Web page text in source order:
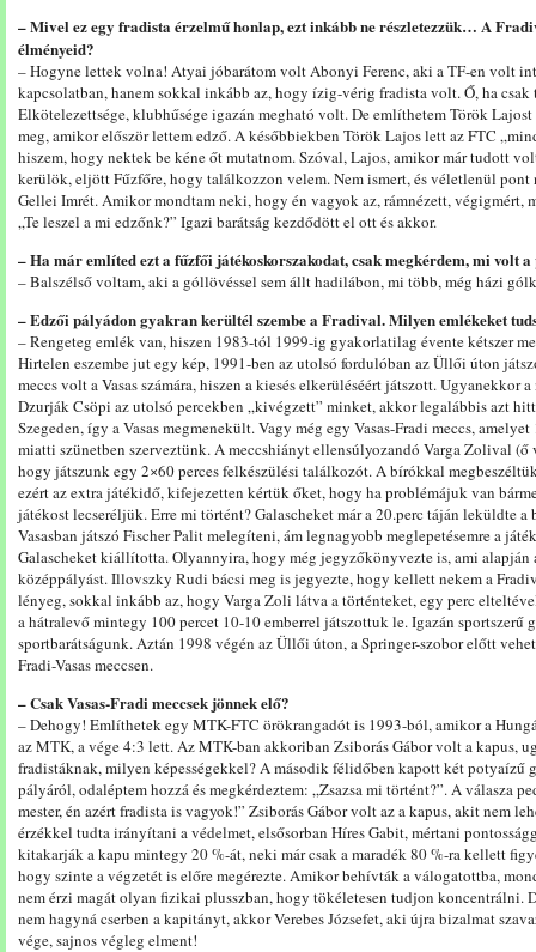
– Mivel ez egy fradista érzelmű honlap, ezt inkább ne részletezzük… A
élményeid?
– Hogyne lettek volna! Atyai jóbarátom volt Abonyi Ferenc, aki a TF-en volt
kapcsolatban, hanem sokkal inkább az, hogy ízig-vérig fradista volt. Ő, ha csak
Elkötelezettsége, klubhűsége igazán megható volt. De említhetem Török
meg, amikor először lettem edző. A későbbiekben Török Lajos lett az FTC
hiszem, hogy nektek be kéne őt mutatnom. Szóval, Lajos, amikor már tudott
kerülök, eljött Fűzfőre, hogy találkozzon velem. Nem ismert, és véletlenül
Gellei Imrét. Amikor mondtam neki, hogy én vagyok az, rámnézett, végigmért,
„Te leszel a mi edzőnk?” Igazi barátság kezdődött el ott és akkor.
– Ha már említed ezt a fűzfői játékoskorszakodat, csak megkérdem, mi volt a
– Balszélső voltam, aki a góllövéssel sem állt hadilábon, mi több, még házi
– Edzői pályádon gyakran kerültél szembe a Fradival. Milyen emlékeket
– Rengeteg emlék van, hiszen 1983-tól 1999-ig gyakorlatilag évente kétszer
Hirtelen eszembe jut egy kép, 1991-ben az utolsó fordulóban az Üllői úton
meccs volt a Vasas számára, hiszen a kiesés elkerüléséért játszott. Ugyanekkor
Dzurják Csöpi az utolsó percekben „kivégzett” minket, akkor legalábbis azt
Szegeden, így a Vasas megmenekült. Vagy még egy Vasas-Fradi meccs,
miatti szünetben szerveztünk. A meccshiányt ellensúlyozandó Varga Zolival
hogy játszunk egy 2×60 perces felkészülési találkozót. A bírókkal
ezért az extra játékidő, kifejezetten kértük őket, hogy ha problémájuk van
játékost lecseréljük. Erre mi történt? Galascheket már a 20.perc táján leküldte
Vasasban játszó Fischer Palit melegíteni, ám legnagyobb meglepetésemre a
Galascheket kiállította. Olyannyira, hogy még jegyzőkönyvezte is, ami alapján
középpályást. Illovszky Rudi bácsi meg is jegyezte, hogy kellett nekem a
lényeg, sokkal inkább az, hogy Varga Zoli látva a történteket, egy perc
a hátralevő mintegy 100 percet 10-10 emberrel játszottuk le. Igazán sportszerű
sportbarátságunk. Aztán 1998 végén az Üllői úton, a Springer-szobor előtt
Fradi-Vasas meccsen.
– Csak Vasas-Fradi meccsek jönnek elő?
– Dehogy! Említhetek egy MTK-FTC örökrangadót is 1993-ból, amikor a
az MTK, a vége 4:3 lett. Az MTK-ban akkoriban Zsiborás Gábor volt a kapus,
fradistáknak, milyen képességekkel? A második félidőben kapott két potyaízű
pályáról, odaléptem hozzá és megkérdeztem: „Zsazsa mi történt?”. A válasza
mester, én azért fradista is vagyok!” Zsiborás Gábor volt az a kapus, akit nem
érzékkel tudta irányítani a védelmet, elsősorban Híres Gabit, mértani
kitakarják a kapu mintegy 20 %-át, neki már csak a maradék 80 %-ra kellett
hogy szinte a végzetét is előre megérezte. Amikor behívták a válogatottba,
nem érzi magát olyan fizikai plusszban, hogy tökéletesen tudjon koncentrálni.
nem hagyná cserben a kapitányt, akkor Verebes Józsefet, aki újra bizalmat
vége, sajnos végleg elment!